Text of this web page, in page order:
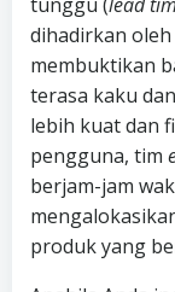
dihadirkan
membuktikan
terasa kaku
lebih kuat dan
pengguna, tim
berjam-jam
produk yang